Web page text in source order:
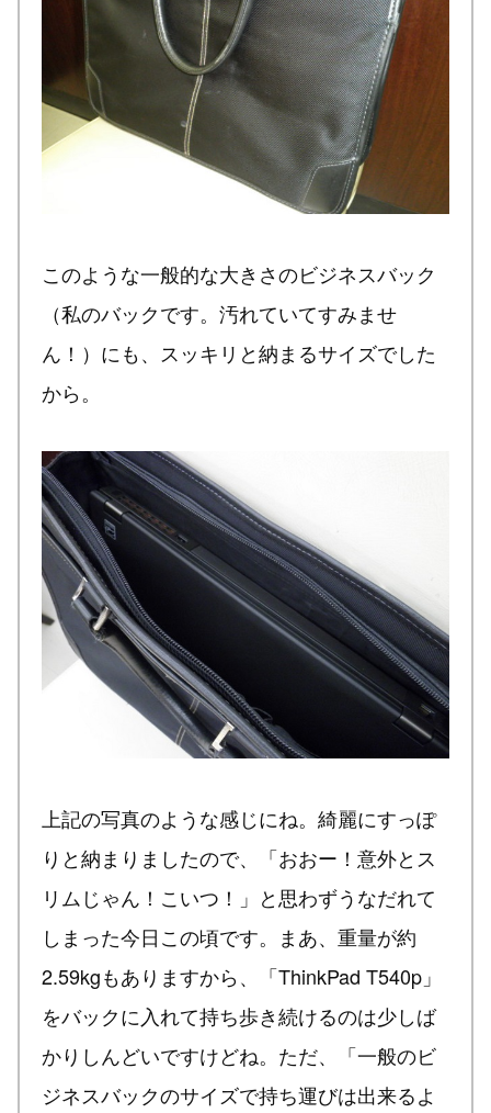
このような一般的な大きさのビジネスバック
（私のバックです。汚れていてすみませ
ん！）にも、スッキリと納まるサイズでした
から。
上記の写真のような感じにね。綺麗にすっぽ
りと納まりましたので、「おおー！意外とス
リムじゃん！こいつ！」と思わずうなだれて
しまった今日この頃です。まあ、重量が約
2.59kgもありますから、「ThinkPad T540p」
をバックに入れて持ち歩き続けるのは少しば
かりしんどいですけどね。ただ、「一般のビ
ジネスバックのサイズで持ち運びは出来るよ